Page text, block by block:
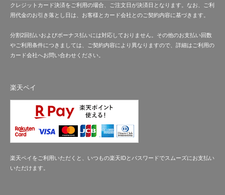
クレジットカード決済をご利用の場合、ご注文日が決済日となります。なお、ご利
用代金のお引き落とし日は、お客様とカード会社とのご契約内容に基づきます。
分割2回払いおよびボーナス払いには対応しておりません。その他のお支払い回数
やご利用条件につきましては、ご契約内容により異なりますので、詳細はご利用の
カード会社へお問い合わせください。
楽天ペイ
楽天ペイをご利用いただくと、いつもの楽天IDとパスワードでスムーズにお支払い
いただけます。